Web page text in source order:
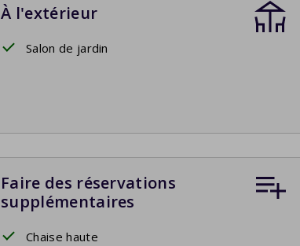
À l'extérieur
Salon de jardin
Faire des réservations
supplémentaires
Chaise haute